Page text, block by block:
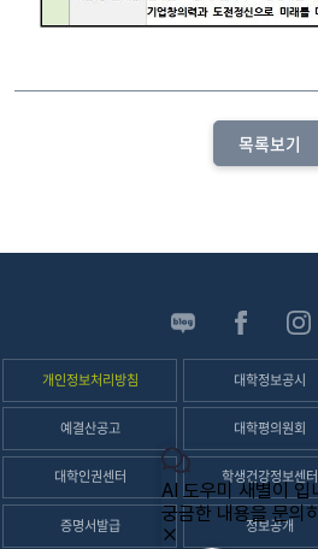
목록보기
개인정보처리방침
대학정보공시
예결산공고 대학평의원회
대학인권센터 학생건강정보센터
증명서발급 정보공개